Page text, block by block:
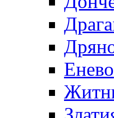
Енево